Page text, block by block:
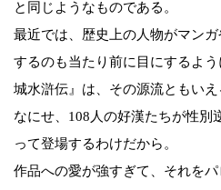
と同じようなものである。
最近では、歴史上の人物がマン
するのも当たり前に目にするよ
城水滸伝』は、その源流ともいえ
なにせ、108人の好漢たちが性
って登場するわけだから。
作品への愛が強すぎて、それを